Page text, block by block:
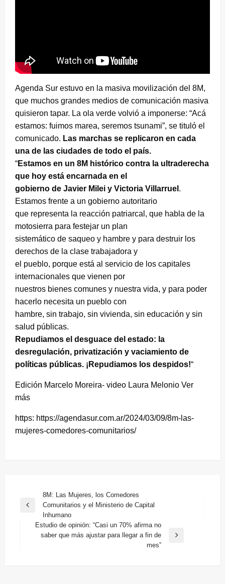
Agenda Sur estuvo en la masiva movilización del 8M,
que muchos grandes medios de comunicación masiva
quisieron tapar. La ola verde volvió a imponerse: “Acá
estamos: fuimos marea, seremos tsunami”, se tituló el
comunicado. Las marchas se replicaron en cada
una de las ciudades de todo el país.
“Estamos en un 8M histórico contra la ultraderecha
que hoy está encarnada en el
gobierno de Javier Milei y Victoria Villarruel .
Estamos frente a un gobierno autoritario
que representa la reacción patriarcal, que habla de la
motosierra para festejar un plan
sistemático de saqueo y hambre y para destruir los
derechos de la clase trabajadora y
el pueblo, porque está al servicio de los capitales
internacionales que vienen por
nuestros bienes comunes y nuestra vida, y para poder
hacerlo necesita un pueblo con
hambre, sin trabajo, sin vivienda, sin educación y sin
salud públicas.
Repudiamos el desguace del estado: la
desregulación, privatización y vaciamiento de
políticas públicas. ¡Repudiamos los despidos!“
Edición Marcelo Moreira- video Laura Melonio Ver
más
https: https://agendasur.com.ar/2024/03/09/8m-las-
mujeres-comedores-comunitarios/
Navegación
de
entradas
Entrada
8M: Las Mujeres, los Comedores
Comunitarios y el Ministerio de Capital
Inhumano
Entrada
Estudio de opinión: “Casi un 70% afirma no
saber que más ajustar para llegar a fin de
mes”